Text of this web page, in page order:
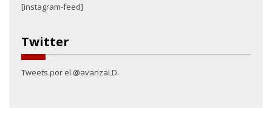
[instagram-feed]
Twitter
Tweets por el @avanzaLD.